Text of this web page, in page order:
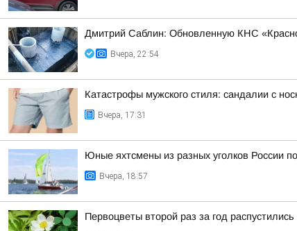
Дмитрий Саблин: Обновленную КНС
Вчера, 22:54
Катастрофы мужского стиля: сандалии с
Вчера, 17:31
Юные яхтсмены из разных уголков России
Вчера, 18:57
Первоцветы второй раз за год